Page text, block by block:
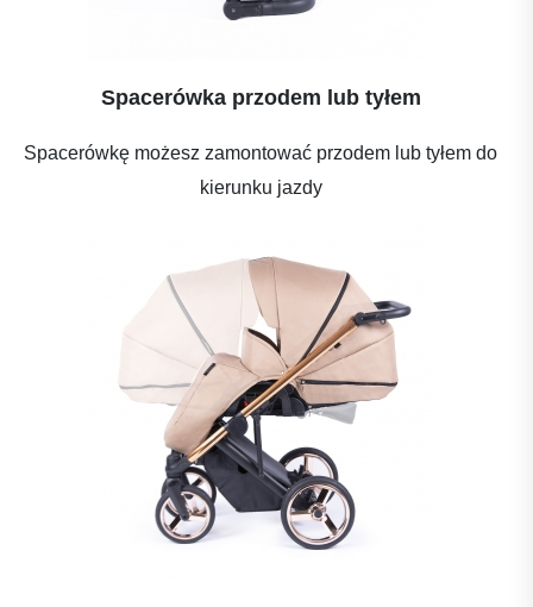
Spacerówka przodem lub tyłem
Spacerówkę możesz zamontować przodem lub tyłem do
kierunku jazdy